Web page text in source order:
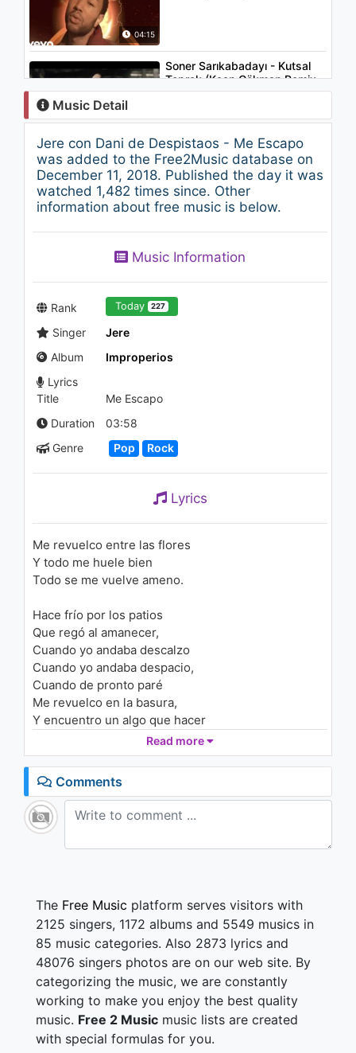
04:15
03:53
Soner Sarıkabadayı - Kutsal
Toprak (Kaan Gökman Remix
Versiyon)
03:40
Jere - Te mentiria
963 - 7 years ago
03:36
Akon) (Audio)
1.5K - 7 years ago
1.3K - 7 years ago
Music Detail
Jere con Dani de Despistaos - Me Escapo
was added to the Free2Music database on
December 11, 2018. Published the day it was
watched 1,482 times since. Other
information about free music is below.
Music Information
Rank Today 227
Singer
Jere
Album
Improperios
Lyrics
Title
Me Escapo
Duration
03:58
Genre
Pop Rock
Lyrics
Me revuelco entre las flores
Y todo me huele bien
Todo se me vuelve ameno.
Hace frío por los patios
Que regó al amanecer,
Cuando yo andaba descalzo
Cuando yo andaba despacio,
Cuando de pronto paré
Me revuelco en la basura,
Y encuentro un algo que hacer
Ordenar todas mis dudas;
Que un buen día las tiré
Como me tiré del borde
De la cama hasta tus pies.
Desde mi nube a tu pelo,
De ganar lo de perder
Que empezaba a florecer
Vuelve el cielo,
A traer días sin lluvia
Vuelve a sonreír la musa
Que un día creí perder
Y entre mis brazos aflora,
Despacito y con talento
Read more
Comments
The Free Music platform serves visitors with
2125 singers, 1172 albums and 5549 musics in
85 music categories. Also 2873 lyrics and
48076 singers photos are on our web site. By
categorizing the music, we are constantly
working to make you enjoy the best quality
music. Free 2 Music music lists are created
with special formulas for you.